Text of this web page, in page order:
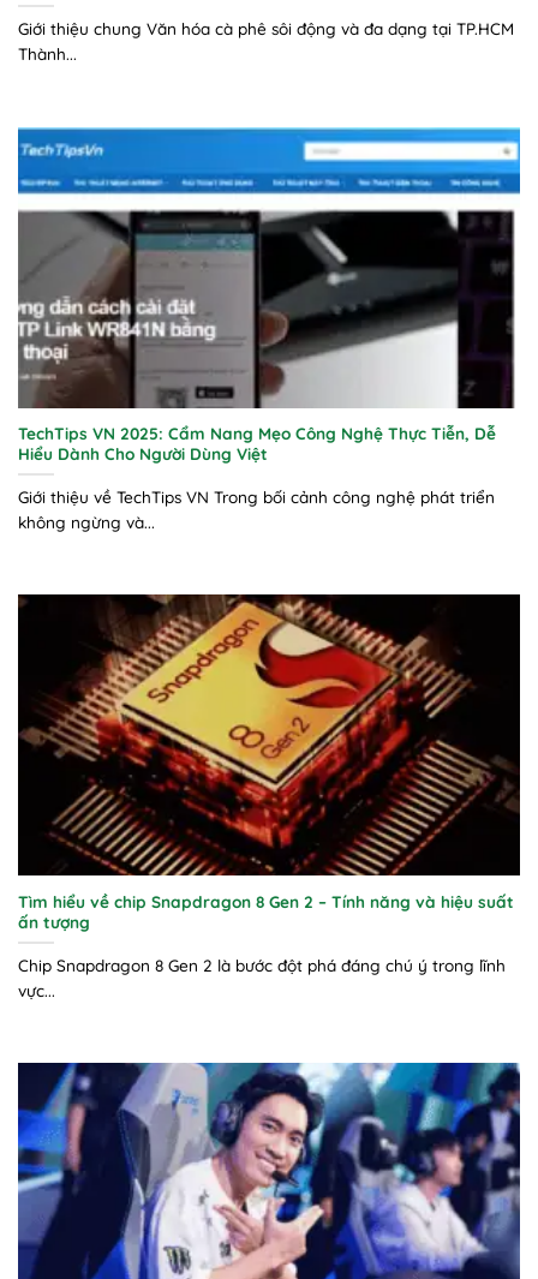
Giới thiệu chung Văn hóa cà phê sôi động và đa dạng tại TP.HCM
Thành...
TechTips VN 2025: Cẩm Nang Mẹo Công Nghệ Thực Tiễn, Dễ
Hiểu Dành Cho Người Dùng Việt
Giới thiệu về TechTips VN Trong bối cảnh công nghệ phát triển
không ngừng và...
Tìm hiểu về chip Snapdragon 8 Gen 2 – Tính năng và hiệu suất
ấn tượng
Chip Snapdragon 8 Gen 2 là bước đột phá đáng chú ý trong lĩnh
vực...